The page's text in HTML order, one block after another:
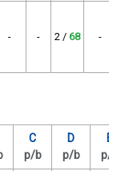
- - 2 / 68 -
C
p/b
D
p/b
E
p/b